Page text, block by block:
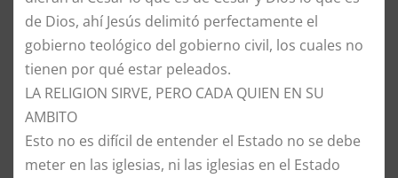
de Dios, ahí Jesús delimitó perfectamente el
gobierno teológico del gobierno civil, los cuales no
tienen por qué estar peleados.
LA RELIGION SIRVE, PERO CADA QUIEN EN SU
AMBITO
Esto no es difícil de entender el Estado no se debe
meter en las iglesias, ni las iglesias en el Estado